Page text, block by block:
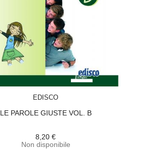
EDISCO
LE PAROLE GIUSTE VOL. B
8,20 €
Non disponibile